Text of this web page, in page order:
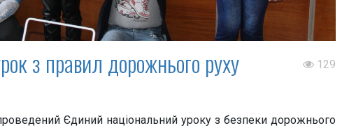
з правил дорожнього руху 129
Єдиний національний уроку з безпеки дорожнього